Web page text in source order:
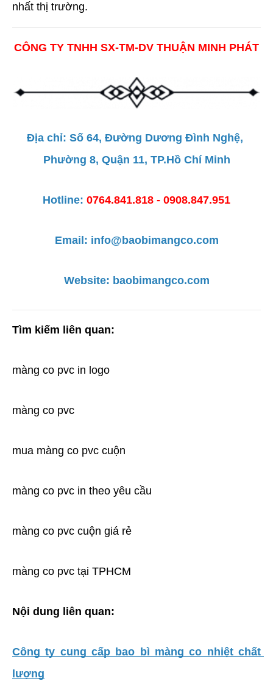
nhất thị trường.
CÔNG TY TNHH SX-TM-DV THUẬN MINH PHÁT
Địa chỉ: Số 64, Đường Dương Đình Nghệ,
Phường 8, Quận 11, TP.Hồ Chí Minh
Hotline: 0764.841.818 - 0908.847.951
Email: info@baobimangco.com
Website: baobimangco.com
Tìm kiếm liên quan:
màng co pvc in logo
màng co pvc
mua màng co pvc cuộn
màng co pvc in theo yêu cầu
màng co pvc cuộn giá rẻ
màng co pvc tại TPHCM
Nội dung liên quan:
Công ty cung cấp bao bì màng co nhiệt chất
lượng